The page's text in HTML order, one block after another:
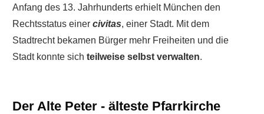
Anfang des 13. Jahrhunderts erhielt München den
Rechtsstatus einer civitas, einer Stadt. Mit dem
Stadtrecht bekamen Bürger mehr Freiheiten und die
Stadt konnte sich teilweise selbst verwalten.
Der Alte Peter - älteste Pfarrkirche